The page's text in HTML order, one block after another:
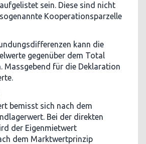
sein. Diese sind nicht
Kooperationsparzelle
kann die
gegenüber dem Total
Massgebend für die Deklaration
bemisst sich nach dem
Bei der direkten
der Eigenmietwert
dem Marktwertprinzip